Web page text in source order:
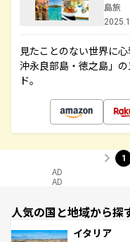
島旅
見たことのない世界に
沖永良部島・徳之島」
ド。
1
AD
AD
人気の国と地域から探
イタリア